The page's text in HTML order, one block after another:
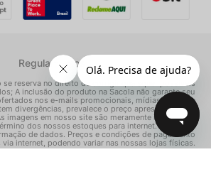
Regulamentos
se reserva no direito de corrigir quaisquer possíveis
A inclusão do produto na Sacola não garante seu
nos e-mails promocionais, mídias sociais e
divergências, prevalece o preço apresentado na
imagens em nosso site são meramente ilustrativas.
dos nossos estoques para internet. Vendas
de dados. Preços e condições de pagamento
internet, podendo variar nas nossas lojas físicas.